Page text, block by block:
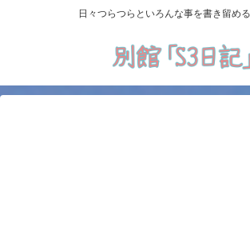
日々つらつらといろんな事を書き留め